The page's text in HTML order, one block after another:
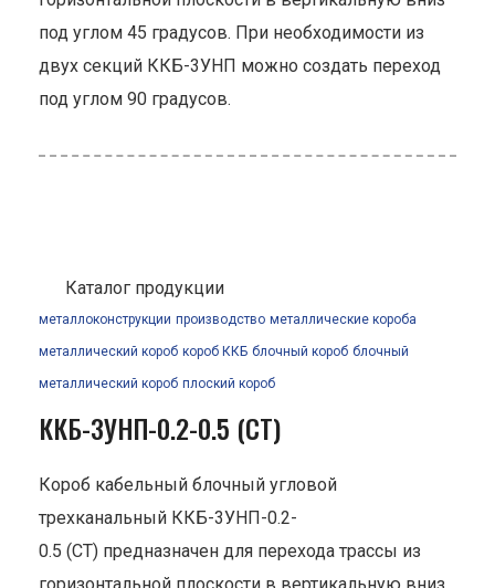
под углом 45 градусов. При необходимости из
двух секций ККБ-3УНП можно создать переход
под углом 90 градусов.
Каталог продукции
металлоконструкции производство металлические короба
металлический короб короб ККБ блочный короб блочный
металлический короб плоский короб
ККБ-3УНП-0.2-0.5 (СТ)
Короб кабельный блочный угловой
трехканальный ККБ-3УНП-0.2-
0.5 (СТ) предназначен для перехода трассы из